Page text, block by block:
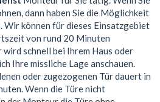
dann haben Sie die Möglichkeit
Wir können für dieses Einsatzgebiet
von rund 20 Minuten
schnell bei Ihrem Haus oder
Ihre missliche Lage anschauen.
oder zugezogenen Tür dauert in
Wenn die Türe nicht